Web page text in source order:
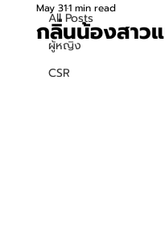
All Posts
ผู้หญิง
CSR
กลิ่นน้องสาว
May 311 min read